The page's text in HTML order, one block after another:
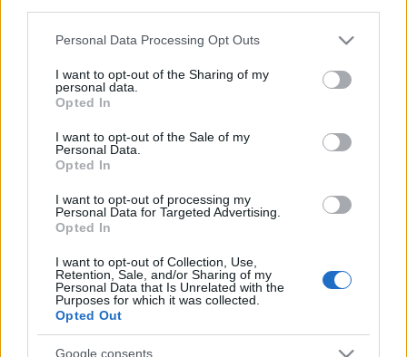
Please note that this website/app uses one or more Google
not limited to your visit or usage behaviour. You may click to
grant or deny consent to Google and its third-party tags to
use your data for below specified purposes in below Google
consent section.
Personal Data Processing Opt Outs
I want to opt-out of the Sharing of my
personal data.
Opted In
I want to opt-out of the Sale of my
Personal Data.
Opted In
I want to opt-out of processing my
Personal Data for Targeted Advertising.
Opted In
I want to opt-out of Collection, Use,
Retention, Sale, and/or Sharing of my
Personal Data that Is Unrelated with the
Purposes for which it was collected.
Opted Out
Google consents
Miller Dávid és Pápai Jociaz X-Faktor 2024
műsorvezetői a színpad mögött faggatják majd a
boldog vagy éppen csalódott jelentkezőket. A
válogatók után pedig érkezik a Tábor, ami tartogat
még meglepetéseket.
Tehetségekben, izgalmas percekben, feszültségben
és váratlan fordulatokban idén sem lesz hiány,
hiszen minden énekes és csapat a legjobbat szeretné
X-Faktor szeptember 7-től szombat esténként 20
órától az RTL-en. Az adások visszanézhetőek az RTL+
platformon.
Fotó: RTL
Kövess minketFacebookonis, ahol további extra